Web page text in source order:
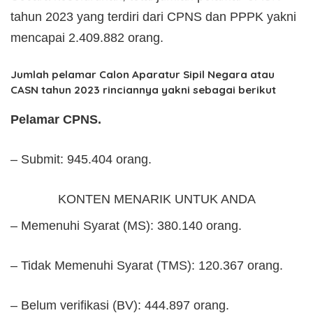
tahun 2023 yang terdiri dari CPNS dan PPPK yakni
mencapai 2.409.882 orang.
Jumlah pelamar Calon Aparatur Sipil Negara atau
CASN tahun 2023 rinciannya yakni sebagai berikut
Pelamar CPNS.
– Submit: 945.404 orang.
KONTEN MENARIK UNTUK ANDA
– Memenuhi Syarat (MS): 380.140 orang.
– Tidak Memenuhi Syarat (TMS): 120.367 orang.
– Belum verifikasi (BV): 444.897 orang.